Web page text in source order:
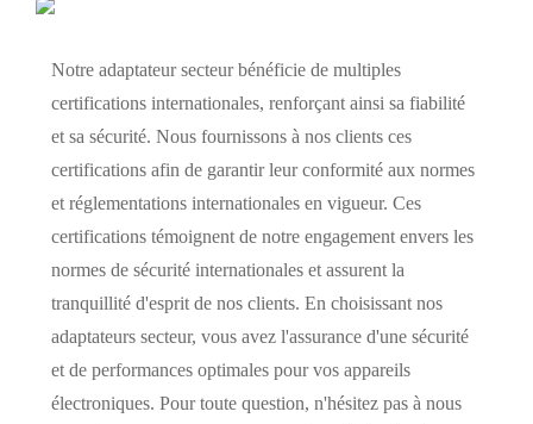
Notre adaptateur secteur bénéficie de multiples
certifications internationales, renforçant ainsi sa fiabilité
et sa sécurité. Nous fournissons à nos clients ces
certifications afin de garantir leur conformité aux normes
et réglementations internationales en vigueur. Ces
certifications témoignent de notre engagement envers les
normes de sécurité internationales et assurent la
tranquillité d'esprit de nos clients. En choisissant nos
adaptateurs secteur, vous avez l'assurance d'une sécurité
et de performances optimales pour vos appareils
électroniques. Pour toute question, n'hésitez pas à nous